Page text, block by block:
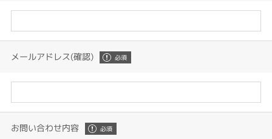
メールアドレス(確認)
お問い合わせ内容